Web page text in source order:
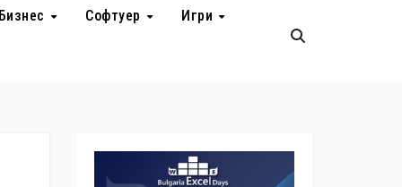
Бизнес Софтуер Игри